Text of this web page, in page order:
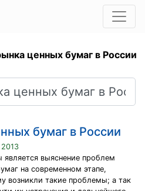
ценных бумаг в России
бумаг в России
выяснение проблем
на современном этапе,
возникли такие проблемы; а так